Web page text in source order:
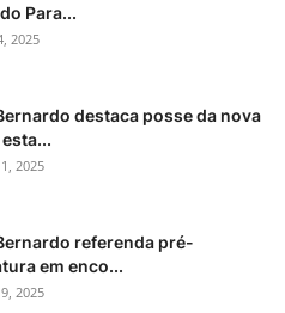
Para...
2025
destaca posse da nova
2025
referenda pré-
em enco...
2025